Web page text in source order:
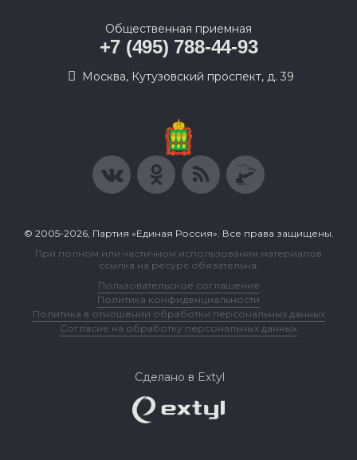
Общественная приемная
+7 (495) 788-44-93
Москва, Кутузовский проспект, д. 39
© 2005-2026, Партия «Единая Россия». Все права защищены.
При полном или частичном использовании материалов
ссылка на ресурс обязательна.
Пользовательское соглашение
Политика конфиденциальности
Политика в отношении обработки персональных данных
Согласие на обработку персональных данных
Сделано в Extyl